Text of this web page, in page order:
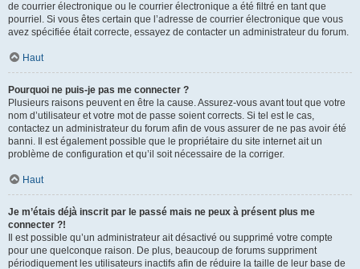
de courrier électronique ou le courrier électronique a été filtré en tant que
pourriel. Si vous êtes certain que l’adresse de courrier électronique que vous
avez spécifiée était correcte, essayez de contacter un administrateur du forum.
Haut
Pourquoi ne puis-je pas me connecter ?
Plusieurs raisons peuvent en être la cause. Assurez-vous avant tout que votre
nom d’utilisateur et votre mot de passe soient corrects. Si tel est le cas,
contactez un administrateur du forum afin de vous assurer de ne pas avoir été
banni. Il est également possible que le propriétaire du site internet ait un
problème de configuration et qu’il soit nécessaire de la corriger.
Haut
Je m’étais déjà inscrit par le passé mais ne peux à présent plus me
connecter ?!
Il est possible qu’un administrateur ait désactivé ou supprimé votre compte
pour une quelconque raison. De plus, beaucoup de forums suppriment
périodiquement les utilisateurs inactifs afin de réduire la taille de leur base de